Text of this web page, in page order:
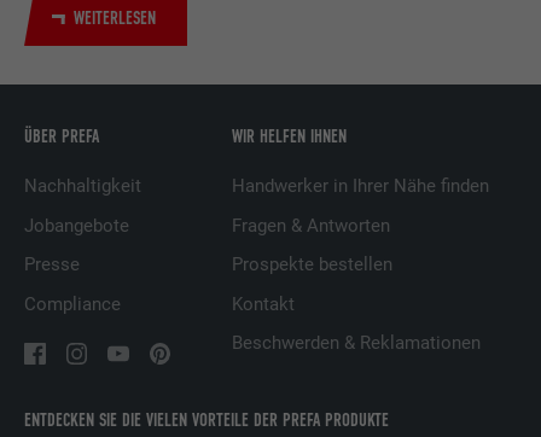
WEITERLESEN
ENTDECKEN SIE DIE VIELEN VORTEILE DER PREFA PRODUKTE
ÜBER PREFA
Nachhaltigkeit
Jobangebote
Presse
Compliance
WIR HELFEN IHNEN
Handwerker in Ihrer Nähe finden
Fragen & Antworten
Prospekte bestellen
Kontakt
Beschwerden & Reklamationen
Name UserMatchHistory
Zweck
Wird verwendet, um Besucher auf
mehreren Webseiten zu verfolgen, um
relevante Werbung basierend auf den
Präferenzen des Besuchers zu